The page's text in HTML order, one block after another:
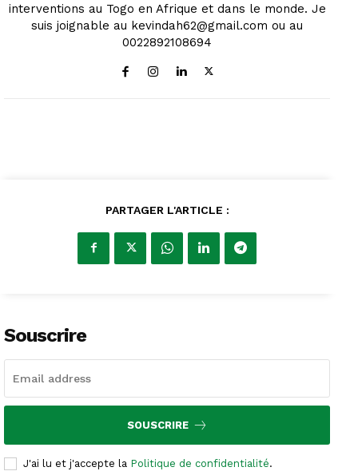
interventions au Togo en Afrique et dans le monde. Je
suis joignable au kevindah62@gmail.com ou au
0022892108694
PARTAGER L'ARTICLE :
Souscrire
SOUSCRIRE
J'ai lu et j'accepte la Politique de confidentialité.